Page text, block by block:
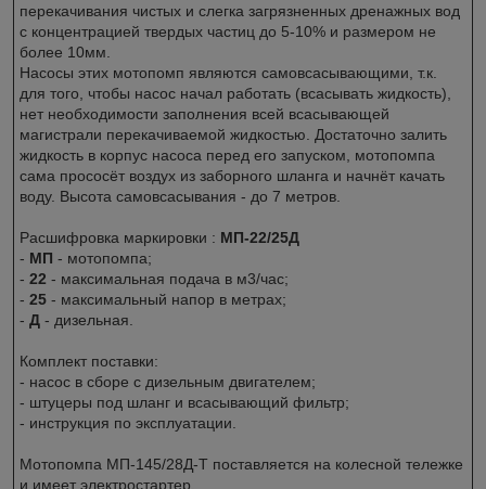
перекачивания чистых и слегка загрязненных дренажных вод
с концентрацией твердых частиц до 5-10% и размером не
более 10мм.
Насосы этих мотопомп являются самовсасывающими, т.к.
для того, чтобы насос начал работать (всасывать жидкость),
нет необходимости заполнения всей всасывающей
магистрали перекачиваемой жидкостью. Достаточно залить
жидкость в корпус насоса перед его запуском, мотопомпа
сама прососёт воздух из заборного шланга и начнёт качать
воду. Высота самовсасывания - до 7 метров.
Расшифровка маркировки : МП-22/25Д
- МП - мотопомпа;
- 22 - максимальная подача в м3/час;
- 25 - максимальный напор в метрах;
- Д - дизельная.
Комплект поставки:
- насос в сборе с дизельным двигателем;
- штуцеры под шланг и всасывающий фильтр;
- инструкция по эксплуатации.
Мотопомпа МП-145/28Д-Т поставляется на колесной тележке
и имеет электростартер.